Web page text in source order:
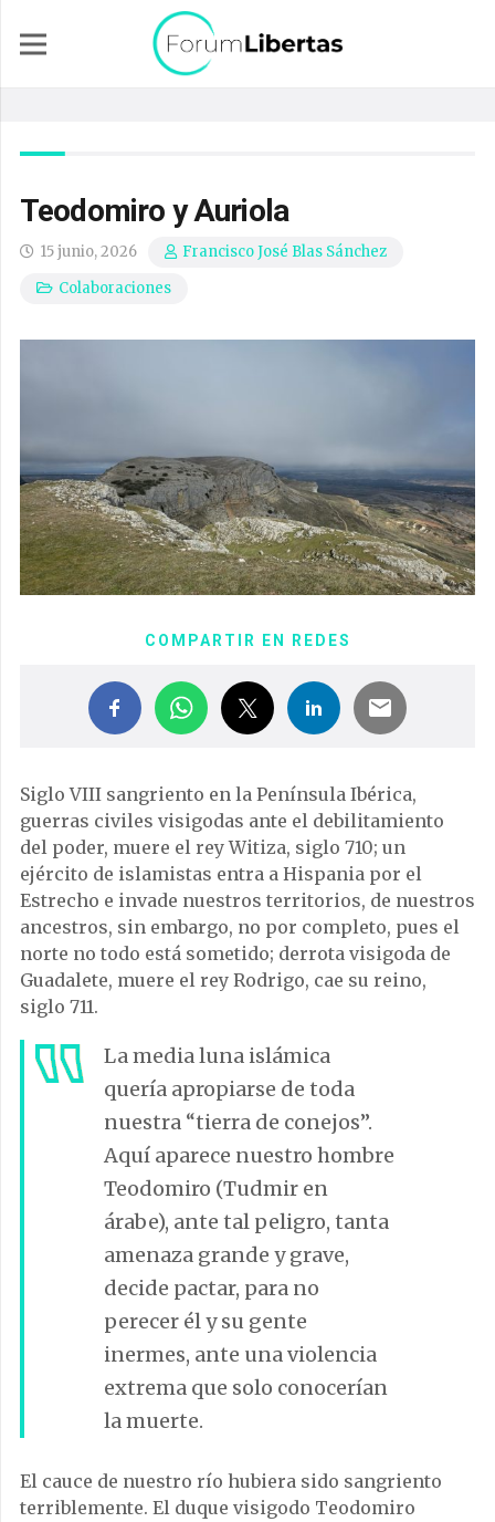
Teodomiro y Auriola
15 junio, 2026
Francisco José Blas Sánchez
Colaboraciones
COMPARTIR EN REDES
Siglo VIII sangriento en la Península Ibérica,
guerras civiles visigodas ante el debilitamiento
del poder, muere el rey Witiza, siglo 710; un
ejército de islamistas entra a Hispania por el
Estrecho e invade nuestros territorios, de nuestros
ancestros, sin embargo, no por completo, pues el
norte no todo está sometido; derrota visigoda de
Guadalete, muere el rey Rodrigo, cae su reino,
siglo 711.
La media luna islámica
quería apropiarse de toda
nuestra “tierra de conejos”.
Aquí aparece nuestro hombre
Teodomiro (Tudmir en
árabe), ante tal peligro, tanta
amenaza grande y grave,
decide pactar, para no
perecer él y su gente
inermes, ante una violencia
extrema que solo conocerían
la muerte.
El cauce de nuestro río hubiera sido sangriento
terriblemente. El duque visigodo Teodomiro